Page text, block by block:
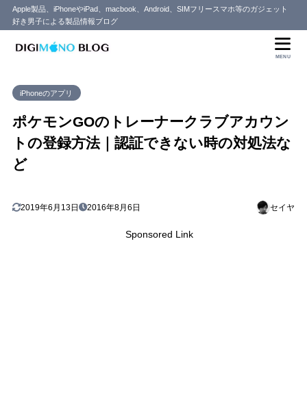
Apple製品、iPhoneやiPad、macbook、Android、SIMフリースマホ等のガジェット
好き男子による製品情報ブログ
MENU
iPhoneのアプリ
ポケモンGOのトレーナークラブアカウン
トの登録方法｜認証できない時の対処法な
ど
2019年6月13日 2016年8月6日 セイヤ
Sponsored Link
目次
2 ログインできない/認証できない場合